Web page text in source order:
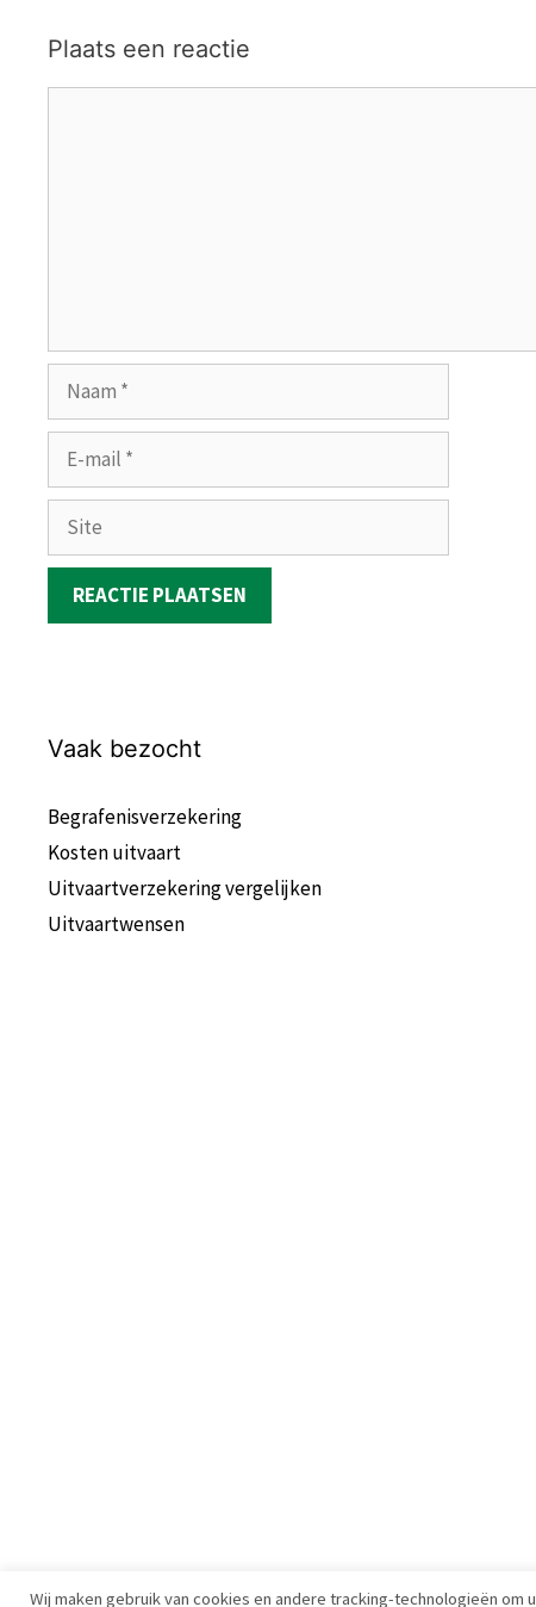
Plaats een reactie
Naam
mail
Site
Vaak bezocht
Begrafenisverzekering
Kosten uitvaart
Uitvaartverzekering vergelijken
Uitvaartwensen
Wij maken gebruik van cookies en andere tracking-technologieën